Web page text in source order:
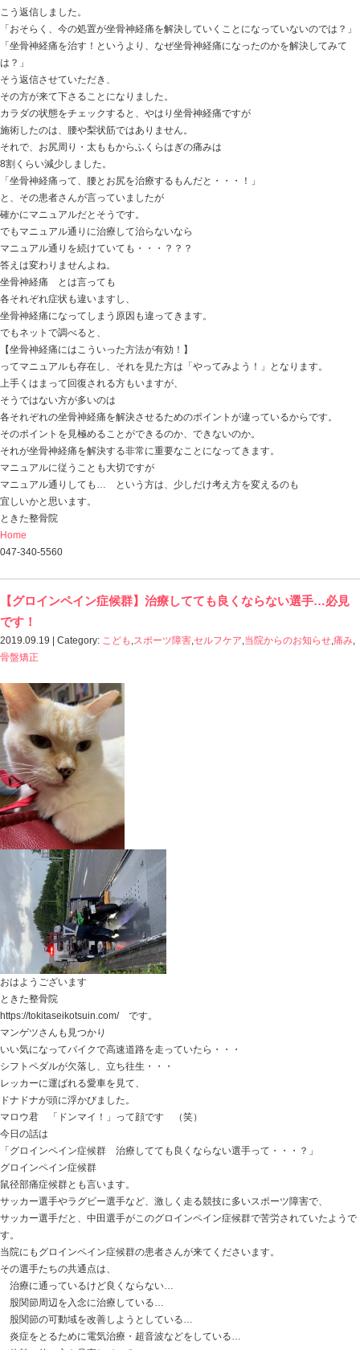
結果は画像では異常がみられない。 ということで
リハビリに通い、
接骨院 ハリ治療などにも通って
しっかり腰の治療をしてきたということですが
現在も症状が変わらず・・・
ということです。
何をしていても痛む腰痛・・・
場合によっては内臓器の問題や婦人科の問題なども場合
メンタルのケースもあったりします。
検査をしてそこには異常がない
でも腰が痛む場合、
腰をしっかり治療しよう！
となるのは、だれでも思う当然のことです。
でもこの方の場合は、腰を治療してきても良くなってこ
まず、歩行を確認させていただき
その中で治療方針を言わせてもらったのですが、
その内容は・・・
「腰を頑張らせている要因をとっていきましょう」
「結果として腰が正常な腰の働きになるように変えてい
ということで
調整したのは・・・ 足首でした。
そうすると
「腰・・・ラクかも…」
「あれ！？ なんで腰がラクなの！？」
というリアクション。
この方の場合は
腰が腰以上の仕事を常にしている。
腰がいつも何かをかばってくれている。
腰が何をかばっているのか。
腰が何かをかばうことをやめれば、以前の状態に戻りや
それだけのことなんです。
こういったときに
腰を支える筋肉の緊張を緩和させよう！ とやっても
キチンと理由があって腰が頑張っているのですから
むしろ逆効果になってしまうときもあったりします。
少し大げさになりますが、
ヒトだけでなく、動物にはホメオスタシスということが
生命維持の恒常性です。
意識とは関係なしに
何かが不具合の時は、何かで補うことを無意識でやって
かばってあげることも長期間・長時間は疲れてしまいま
その結果としての腰痛であれば、
腰がどうなっているの？ 腰をどうすればいいの？ で
治療する場所がどこなのかをみていかないと
なかなか答えは出てきません。
何をしても痛む腰痛
この方の場合は、足首の影響だったということです。
ときた整骨院
Home
047-340-5560
【新松戸まちゼミ】首肩背中のコリをラクに
法を伝授いたします！